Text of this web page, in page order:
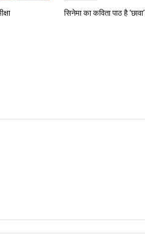
सिनेमा का कविता पाठ है ‘छावा’